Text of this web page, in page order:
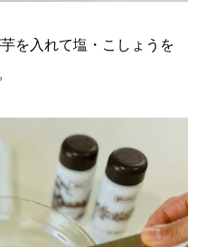
を入れて塩・こしょうを